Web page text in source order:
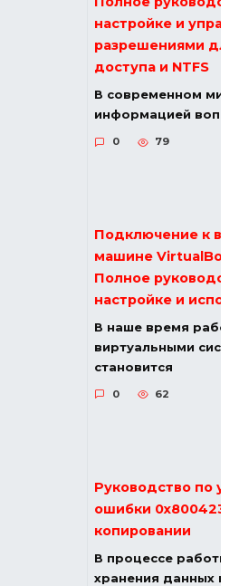
настройке и
разрешениями
доступа и NTFS
В современном
информацией
0 79
Подключение к
машине VirtualBox
Полное
настройке и
В наше время
виртуальными
становится
0 62
Руководство по
ошибки
копировании
В процессе работы
хранения данных